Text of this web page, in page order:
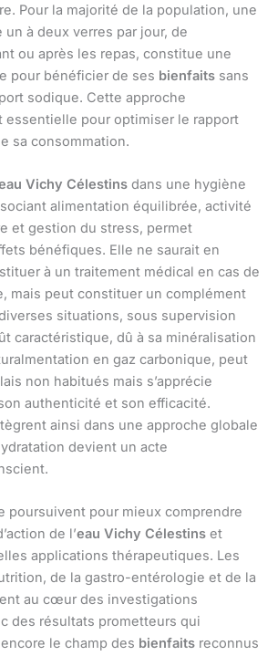
Pour la majorité de la population, une
à deux verres par jour, de
ou après les repas, constitue une
pour bénéficier de ses bienfaits sans
sodique. Cette approche
essentielle pour optimiser le rapport
sa consommation.
Vichy Célestins dans une hygiène
alimentation équilibrée, activité
et gestion du stress, permet
bénéfiques. Elle ne saurait en
à un traitement médical en cas de
mais peut constituer un complément
situations, sous supervision
caractéristique, dû à sa minéralisation
en gaz carbonique, peut
non habitués mais s’apprécie
authenticité et son efficacité.
ainsi dans une approche globale
devient un acte
poursuivent pour mieux comprendre
de l’eau Vichy Célestins et
applications thérapeutiques. Les
de la gastro-entérologie et de la
au cœur des investigations
des résultats prometteurs qui
le champ des bienfaits reconnus